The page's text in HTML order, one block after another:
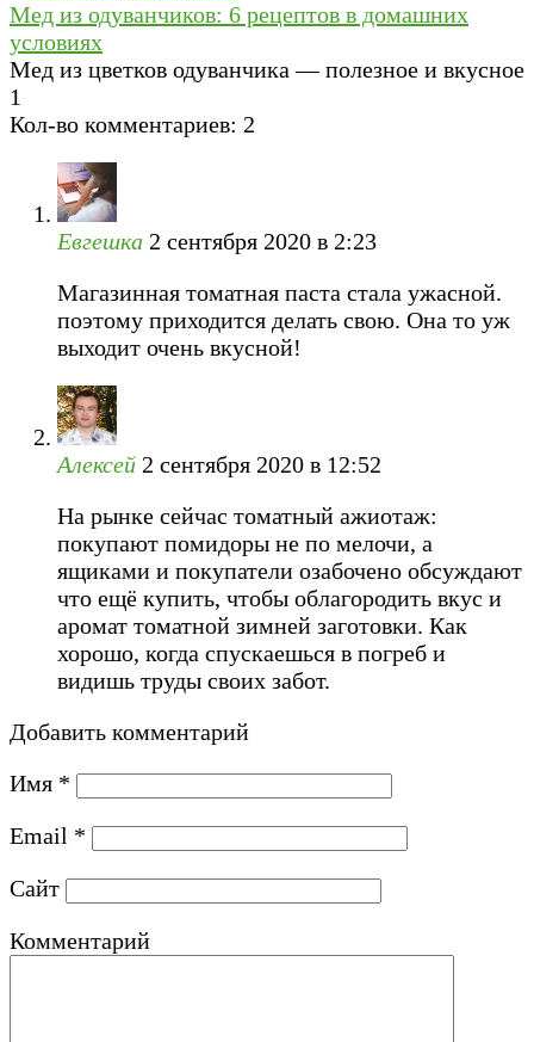
Мед из одуванчиков: 6 рецептов в домашних
условиях
Мед из цветков одуванчика — полезное и вкусное
1
Кол-во комментариев: 2
Евгешка 2 сентября 2020 в 2:23
Магазинная томатная паста стала ужасной.
поэтому приходится делать свою. Она то уж
выходит очень вкусной!
Алексей 2 сентября 2020 в 12:52
На рынке сейчас томатный ажиотаж:
покупают помидоры не по мелочи, а
ящиками и покупатели озабочено обсуждают
что ещё купить, чтобы облагородить вкус и
аромат томатной зимней заготовки. Как
хорошо, когда cпускаешься в погреб и
видишь труды своих забот.
Добавить комментарий
Имя *
Email *
Сайт
Комментарий